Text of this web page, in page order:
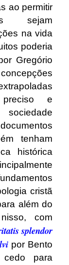
ao permitir
sejam
na vida
poderia
Gregório
e
tenham
histórica
cristã
além do
com
splendor
por Bento
para